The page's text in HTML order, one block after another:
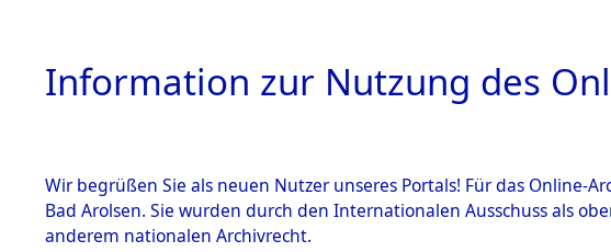
HOME BESTANDSBESCHREIBUNG
Information zur Nutzung des
Wir begrüßen Sie als neuen Nutzer unseres Portals! Für das
Bad Arolsen. Sie wurden durch den Internationalen Ausschuss als
anderem nationalen Archivrecht.